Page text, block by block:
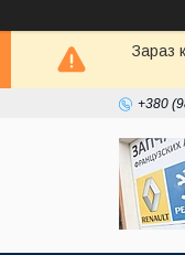
Зараз
+380